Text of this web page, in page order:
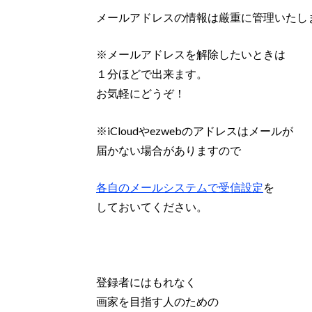
メールアドレスの情報は厳重に管理いたし
※メールアドレスを解除したいときは
１分ほどで出来ます。
お気軽にどうぞ！
※iCloudやezwebのアドレスはメールが
届かない場合がありますので
各自のメールシステムで受信設定を
しておいてください。
登録者にはもれなく
画家を目指す人のための